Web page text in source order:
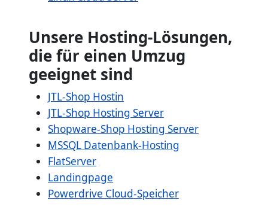
Unsere Hosting-Lösungen,
die für einen Umzug
geeignet sind
JTL-Shop Hostin
JTL-Shop Hosting Server
Shopware-Shop Hosting Server
MSSQL Datenbank-Hosting
FlatServer
Landingpage
Powerdrive Cloud-Speicher